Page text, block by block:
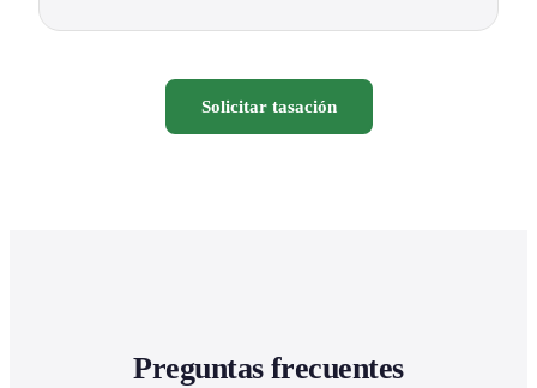
Solicitar tasación
Preguntas frecuentes